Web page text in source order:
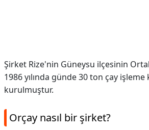
Şirket Rize'nin Güneysu ilçesinin
1986 yılında günde 30 ton çay
kurulmuştur.
Orçay nasıl bir şirket?